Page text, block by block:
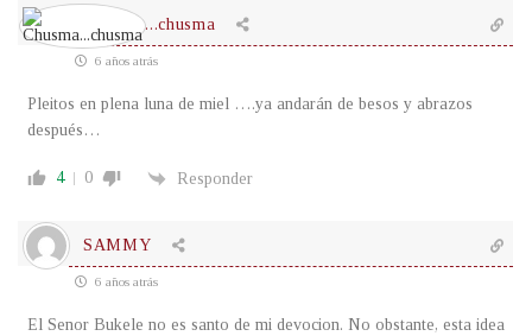
Chusma...chusma
6 años atrás
Pleitos en plena luna de miel ….ya andarán de besos y abrazos
después…
4 0 Responder
SAMMY
6 años atrás
El Senor Bukele no es santo de mi devocion. No obstante, esta idea